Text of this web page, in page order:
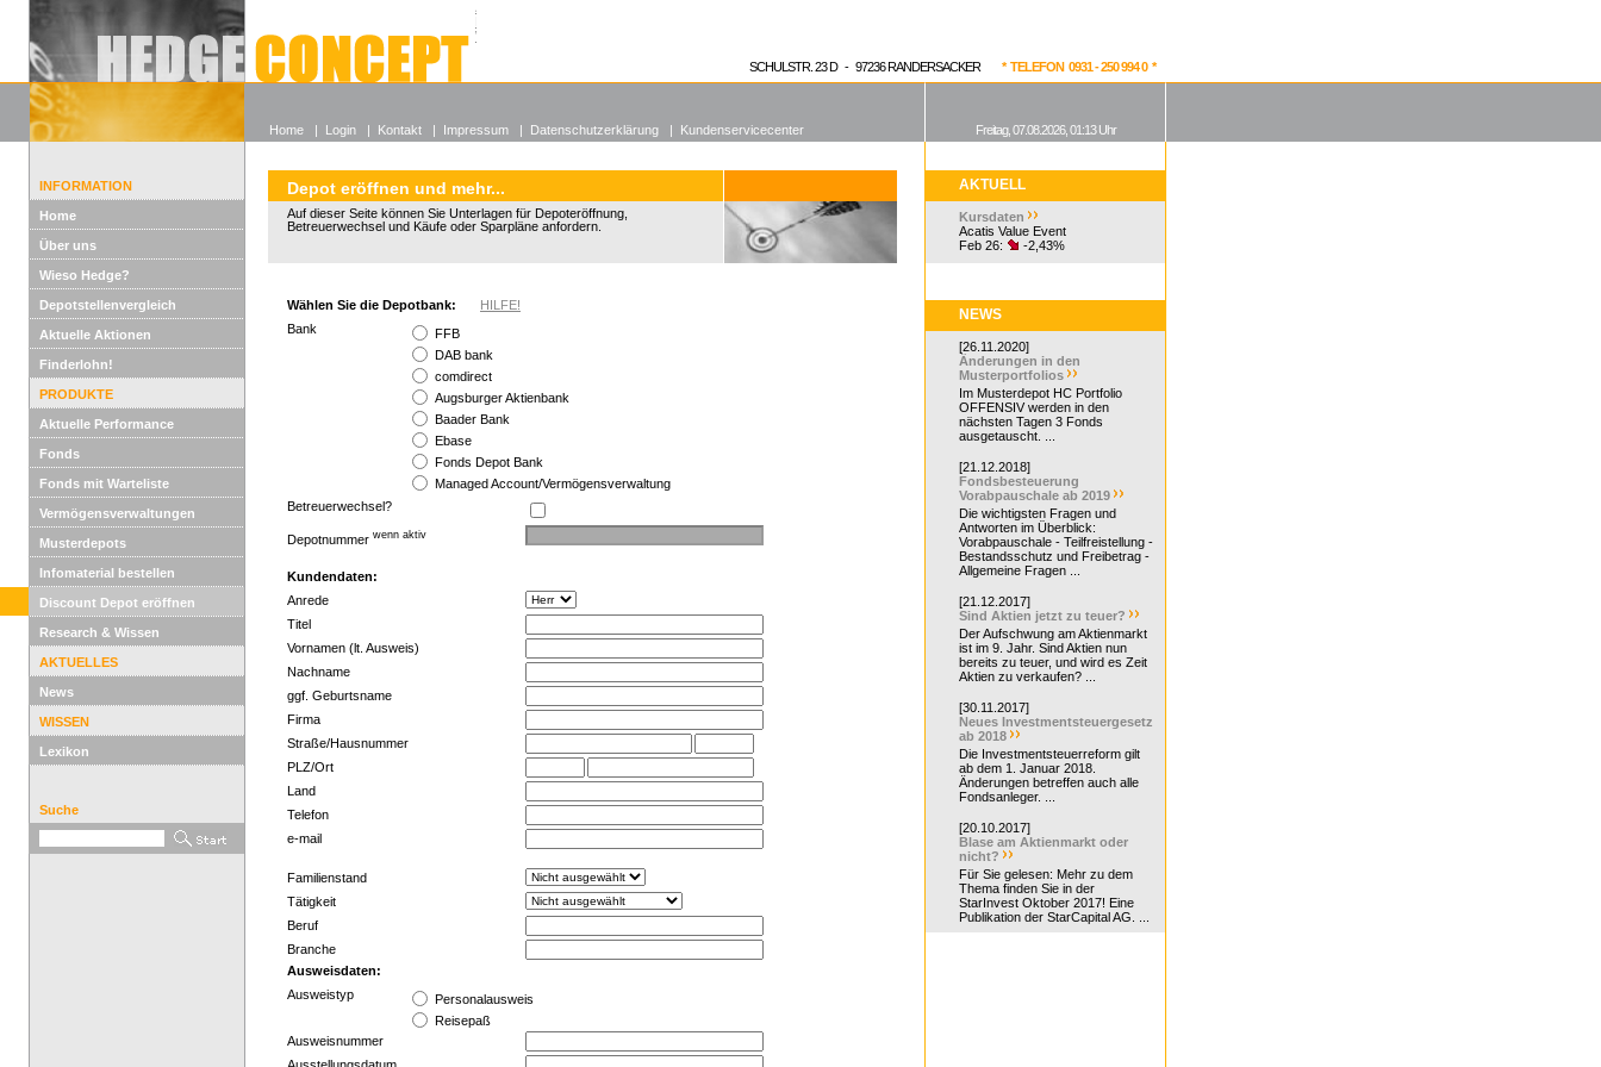
Alle offenen Fonds
Wieso Hedgefonds?
SCHULSTR. 23 D - 97236 RANDERSACKER * TELEFON 0931 - 250 994 0 *
INFORMATION
Home
Über uns
Wieso Hedge?
Depotstellenvergleich
Aktuelle Aktionen
Finderlohn!
PRODUKTE
Aktuelle Performance
Fonds
Fonds mit Warteliste
Vermögensverwaltungen
Musterdepots
Infomaterial bestellen
Discount Depot eröffnen
Research & Wissen
AKTUELLES
News
WISSEN
Lexikon
Suche
Depot eröffnen und mehr...
Auf dieser Seite können Sie Unterlagen für Depoteröffnung,
Betreuerwechsel und Käufe oder Sparpläne anfordern.
Wählen Sie die Depotbank:
HILFE!
Bank
FFB
DAB bank
comdirect
Augsburger Aktienbank
Baader Bank
Ebase
Fonds Depot Bank
Managed Account/Vermögensverwaltung
Betreuerwechsel?
Depotnummer wenn aktiv
Kundendaten:
Anrede
Titel
Vornamen (lt. Ausweis)
Nachname
ggf. Geburtsname
Firma
Straße/Hausnummer
PLZ/Ort
Land
Telefon
e-mail
Familienstand
Tätigkeit
Beruf
Branche
Ausweisdaten:
Ausweistyp
Personalausweis
Reisepaß
Ausweisnummer
AKTUELL
Kursdaten
Acatis Value Event
Feb 26:
-2,43%
NEWS
[26.11.2020]
Änderungen in den
Musterportfolios
Im Musterdepot HC Portfolio
OFFENSIV werden in den
nächsten Tagen 3 Fonds
ausgetauscht. ...
[21.12.2018]
Fondsbesteuerung
Vorabpauschale ab 2019
Die wichtigsten Fragen und
Antworten im Überblick:
Vorabpauschale - Teilfreistellung -
Bestandsschutz und Freibetrag -
Allgemeine Fragen ...
[21.12.2017]
Sind Aktien jetzt zu teuer?
Der Aufschwung am Aktienmarkt
ist im 9. Jahr. Sind Aktien nun
bereits zu teuer, und wird es Zeit
Aktien zu verkaufen? ...
[30.11.2017]
Neues Investmentsteuergesetz
ab 2018
Die Investmentsteuerreform gilt
ab dem 1. Januar 2018.
Änderungen betreffen auch alle
Fondsanleger. ...
[20.10.2017]
Blase am Aktienmarkt oder
nicht?
Für Sie gelesen: Mehr zu dem
Thema finden Sie in der
StarInvest Oktober 2017! Eine
Publikation der StarCapital AG. ...
Home | Login | Kontakt | Impressum | Datenschutzerklärung | Kundenservicecenter Freitag, 07.08.2026, 01:13 Uhr